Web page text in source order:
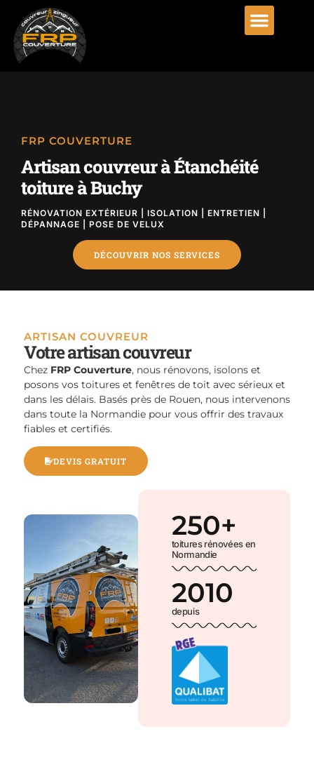
FRP COUVERTURE
Artisan couvreur à Étanchéité
toiture à Buchy
RÉNOVATION EXTÉRIEUR | ISOLATION | ENTRETIEN |
DÉPANNAGE | POSE DE VELUX
DÉCOUVRIR NOS SERVICES
toitures rénovées en
Normandie
250+
depuis
2010
ARTISAN COUVREUR
Votre artisan couvreur
Chez FRP Couverture, nous rénovons, isolons et
posons vos toitures et fenêtres de toit avec sérieux et
dans les délais. Basés près de Rouen, nous intervenons
dans toute la Normandie pour vous offrir des travaux
fiables et certifiés.
DEVIS GRATUIT